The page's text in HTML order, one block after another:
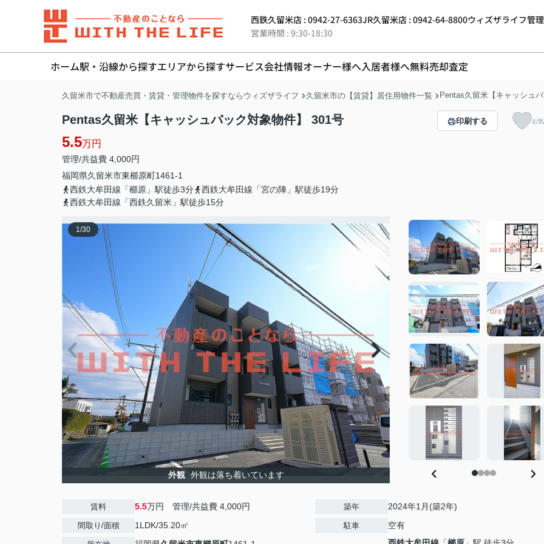
西鉄久留米店 : 0942-27-6363JR久留米店 : 0942-64-8800ウィズザライフ管
営業時間 : 9:30-18:30
ホーム駅・沿線から探すエリアから探すサービス会社情報オーナー様へ入居者様へ無料売却査定
久留米市で不動産売買・賃貸・管理物件を探すならウィズザライフ 久留米市の【賃貸】居住用物件一覧 Pentas久留米【キャッシュ
Pentas久留米【キャッシュバック対象物件】 301号
5.5万円
管理/共益費 4,000円
福岡県久留米市東櫛原町1461-1
西鉄大牟田線「櫛原」駅徒歩3分
西鉄大牟田線「宮の陣」駅徒歩19分
西鉄大牟田線「西鉄久留米」駅徒歩15分
印刷する お
1/30
外観 外観は落ち着いています
賃料 5.5万円 管理/共益費 4,000円
間取り/面積 1LDK/35.20㎡
築年 2024年1月(築2年)
駐車
空有